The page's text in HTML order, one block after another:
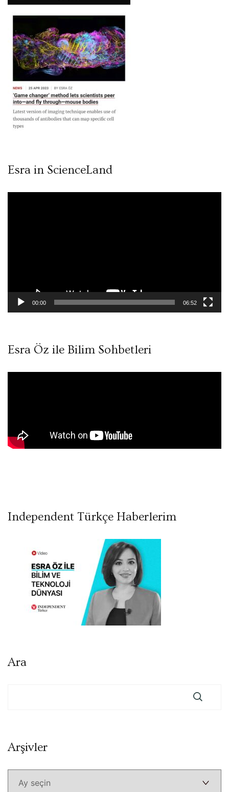
Esra in ScienceLand
00:00 06:52
Esra Öz ile Bilim Sohbetleri
Independent Türkçe Haberlerim
Ara
ArşivlerArşivler